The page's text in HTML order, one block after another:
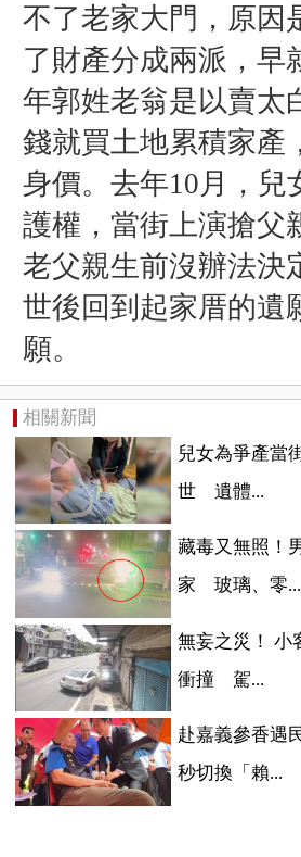
不了老家大門，原因
了財產分成兩派，早
年郭姓老翁是以賣太
錢就買土地累積家產
身價。去年10月，兒
護權，當街上演搶父
老父親生前沒辦法決
世後回到起家厝的遺
願。
相關新聞
兒女為爭產當
世 遺體...
藏毒又無照！
家 玻璃、零...
無妄之災！ 小
衝撞 駕...
赴嘉義參香遇
秒切換「賴...